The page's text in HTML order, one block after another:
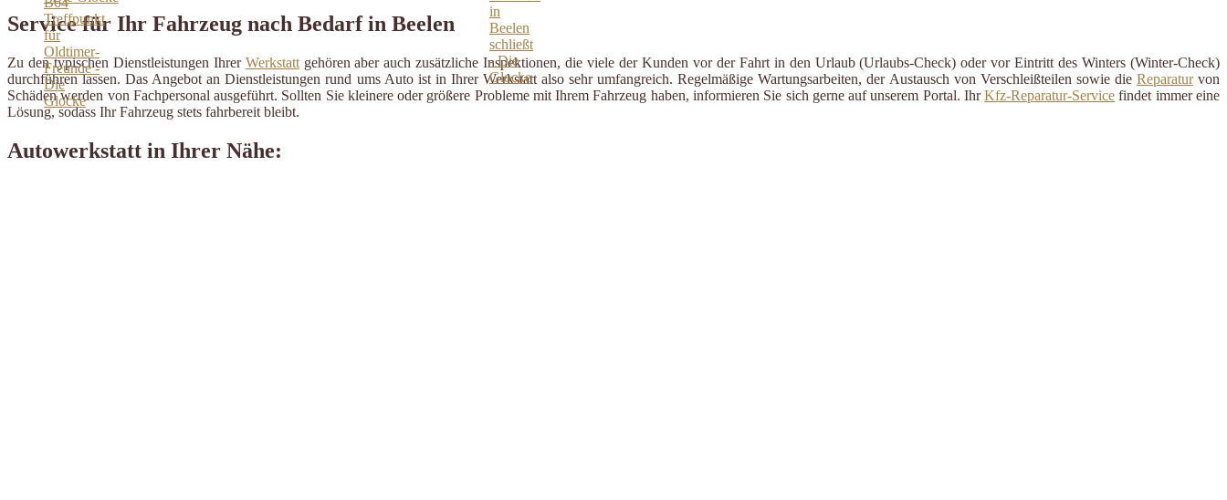
Service für Ihr Fahrzeug nach Bedarf in Beelen
Zu den typischen Dienstleistungen Ihrer Werkstattgehören aber auch zusätzliche Inspektionen, die viele der Kunden vor der Fahrt in den Urlaub (Urlaubs-Check) oder vor Eintritt des Winters (Winter-Check)
durchführen lassen. Das Angebot an Dienstleistungen rund ums Auto ist in Ihrer Werkstatt also sehr umfangreich. Regelmäßige Wartungsarbeiten, der Austausch von Verschleißteilen sowie die Reparaturvon
Schäden werden von Fachpersonal ausgeführt. Sollten Sie kleinere oder größere Probleme mit Ihrem Fahrzeug haben, informieren Sie sich gerne auf unserem Portal. IhrKfz-Reparatur-Service findet immer eine
Lösung, sodass Ihr Fahrzeug stets fahrbereit bleibt.
Autowerkstatt in Ihrer Nähe: